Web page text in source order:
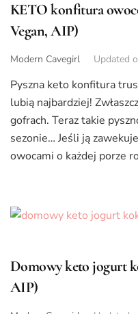
KETO konfitura
Vegan, AIP)
Modern Cavegirl Updated
Pyszna keto konfitura
lubią najbardziej!
gofrach. Teraz takie
sezonie… Jeśli ją
owocami o każdej porze
Domowy keto jogurt
AIP)